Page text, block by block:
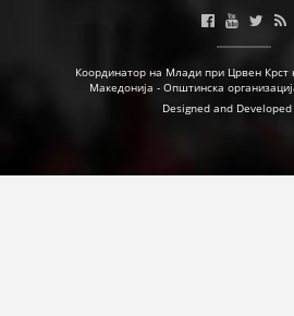
Координатор на Млади при Црвен Крст
Македонија - Општинска
Designed and